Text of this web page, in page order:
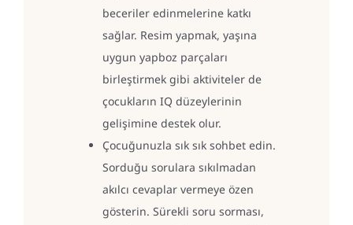
beceriler edinmelerine katkı
sağlar. Resim yapmak, yaşına
uygun yapboz parçaları
birleştirmek gibi aktiviteler de
çocukların IQ düzeylerinin
gelişimine destek olur.
Çocuğunuzla sık sık sohbet edin.
Sorduğu sorulara sıkılmadan
akılcı cevaplar vermeye özen
gösterin. Sürekli soru sorması,